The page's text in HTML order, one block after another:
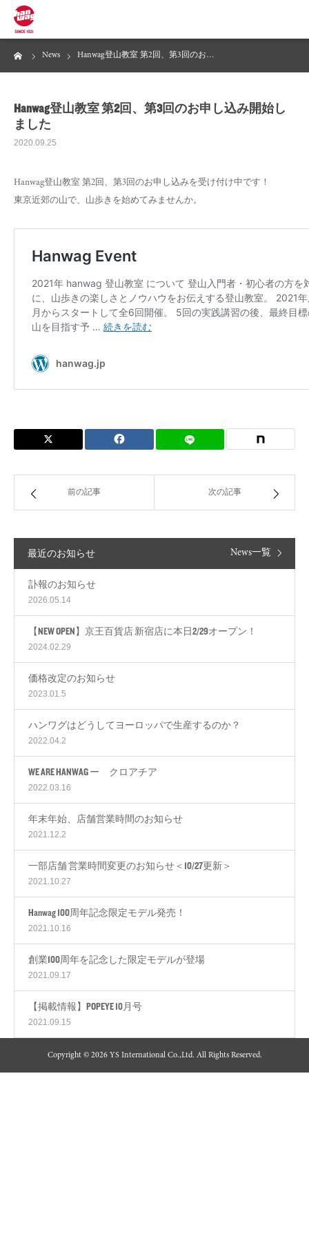
News Hanwag登山教室 第2回、第3回のお…
Hanwag登山教室 第2回、第3回のお申し込み開始し
ました
2020.09.25
Hanwag登山教室 第2回、第3回のお申し込みを受け付け中です！
東京近郊の山で、山歩きを始めてみませんか。
前の記事 次の記事
最近のお知らせ News一覧
訃報のお知らせ
2026.05.14
【NEW OPEN】京王百貨店 新宿店に本日2/29オープン！
2024.02.29
価格改定のお知らせ
2023.01.5
ハンワグはどうしてヨーロッパで生産するのか？
2022.04.2
WE ARE HANWAG ー クロアチア
2022.03.16
年末年始、店舗営業時間のお知らせ
2021.12.2
一部店舗 営業時間変更のお知らせ＜10/27更新＞
2021.10.27
Hanwag 100周年記念限定モデル発売！
2021.10.16
創業100周年を記念した限定モデルが登場
2021.09.17
【掲載情報】POPEYE 10月号
2021.09.15
Copyright © 2026 YS International Co.,Ltd. All Rights Reserved.
News
About Hanwag
Maintenance
Online Store
Contact Us